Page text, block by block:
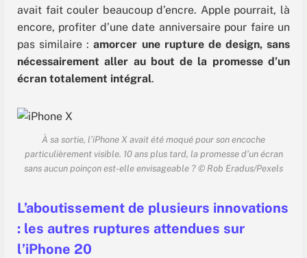
avait fait couler beaucoup d’encre. Apple pourrait, là
encore, profiter d’une date anniversaire pour faire un
pas similaire :amorcer une rupture de design, sans
nécessairement aller au bout de la promesse d’un
écran totalement intégral.
À sa sortie, l’iPhone X avait été moqué pour son encoche
particulièrement visible. 10 ans plus tard, la promesse d’un écran
sans aucun poinçon est-elle envisageable ? © Rob Eradus/Pexels
L’aboutissement de plusieurs innovations
: les autres ruptures attendues sur
l’iPhone 20